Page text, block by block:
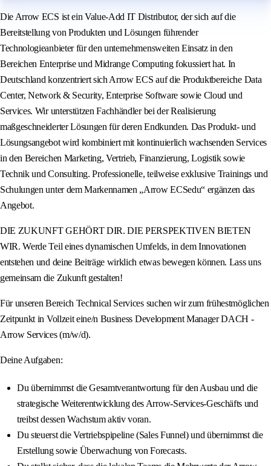
Die Arrow ECS ist ein Value-Add IT Distributor, der sich auf die
Bereitstellung von Produkten und Lösungen führender
Technologieanbieter für den unternehmensweiten Einsatz in den
Bereichen Enterprise und Midrange Computing fokussiert hat. In
Deutschland konzentriert sich Arrow ECS auf die Produktbereiche Data
Center, Network & Security, Enterprise Software sowie Cloud und
Services. Wir unterstützen Fachhändler bei der Realisierung
maßgeschneiderter Lösungen für deren Endkunden. Das Produkt- und
Lösungsangebot wird kombiniert mit kontinuierlich wachsenden Services
in den Bereichen Marketing, Vertrieb, Finanzierung, Logistik sowie
Technik und Consulting. Professionelle, teilweise exklusive Trainings und
Schulungen unter dem Markennamen „Arrow ECSedu“ ergänzen das
Angebot.
DIE ZUKUNFT GEHÖRT DIR. DIE PERSPEKTIVEN BIETEN
WIR. Werde Teil eines dynamischen Umfelds, in dem Innovationen
entstehen und deine Beiträge wirklich etwas bewegen können. Lass uns
gemeinsam die Zukunft gestalten!
Für unseren Bereich Technical Services suchen wir zum frühestmöglichen
Zeitpunkt in Vollzeit eine/n Business Development Manager DACH -
Arrow Services (m/w/d).
Deine Aufgaben:
Du übernimmst die Gesamtverantwortung für den Ausbau und die
strategische Weiterentwicklung des Arrow-Services-Geschäfts und
treibst dessen Wachstum aktiv voran.
Du steuerst die Vertriebspipeline (Sales Funnel) und übernimmst die
Erstellung sowie Überwachung von Forecasts.